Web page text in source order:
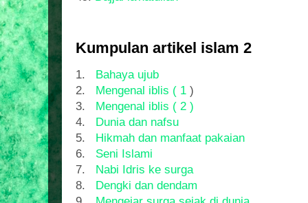
Kumpulan artikel islam 2
1. Bahaya ujub
2. Mengenal iblis ( 1 )
3. Mengenal iblis ( 2 )
4. Dunia dan nafsu
5. Hikmah dan manfaat pakaian
6. Seni Islami
7. Nabi Idris ke surga
8. Dengki dan dendam